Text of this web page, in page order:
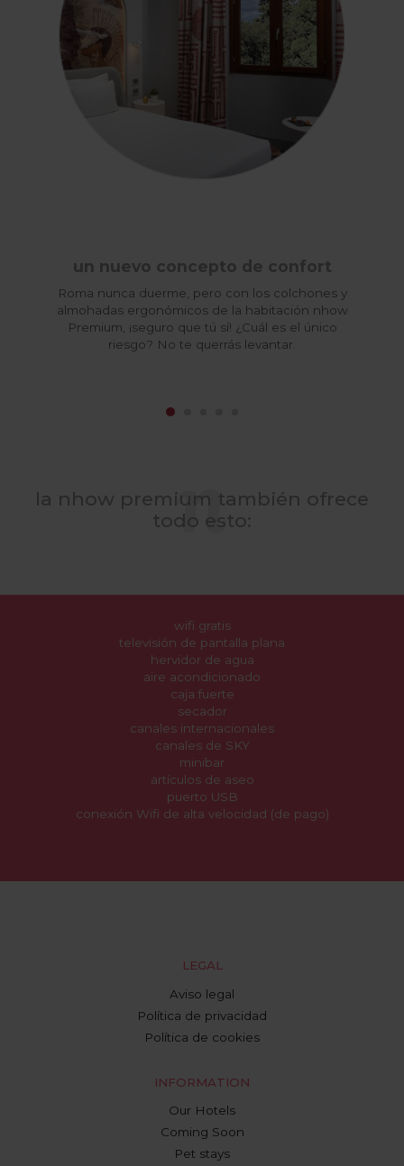
un nuevo concepto de confort
Roma nunca duerme, pero con los colchones y
almohadas ergonómicos de la habitación nhow
Premium, ¡seguro que tú sí! ¿Cuál es el único
riesgo? No te querrás levantar.
la nhow premium también ofrece
todo esto:
wifi gratis
televisión de pantalla plana
hervidor de agua
aire acondicionado
caja fuerte
secador
canales internacionales
canales de SKY
minibar
artículos de aseo
puerto USB
conexión Wifi de alta velocidad (de pago)
LEGAL
Aviso legal
Política de privacidad
Política de cookies
INFORMATION
Our Hotels
Coming Soon
Pet stays